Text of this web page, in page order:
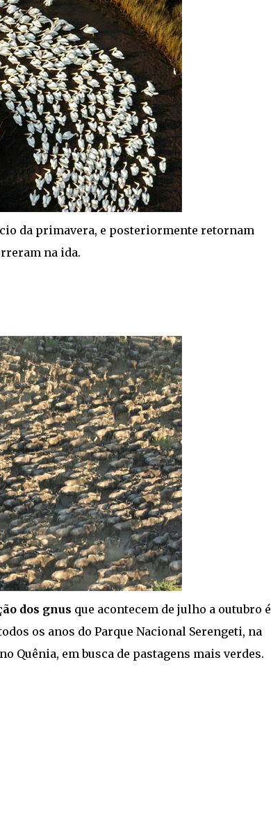
da primavera, e posteriormente retornam
na ida.
dos gnus que acontecem de julho a outubro é
os anos do Parque Nacional Serengeti, na
Quênia, em busca de pastagens mais verdes.